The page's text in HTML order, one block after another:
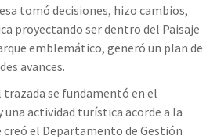
tomó decisiones, hizo cambios,
proyectando ser dentro del Paisaje
emblemático, generó un plan de
avances.
se fundamentó en el
actividad turística acorde a la
el Departamento de Gestión